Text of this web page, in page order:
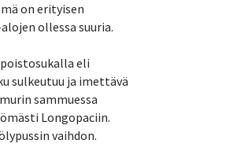
on erityisen
ollessa suuria.
eli
sulkeutuu ja imettävä
sammuessa
Longopaciin.
vaihdon.